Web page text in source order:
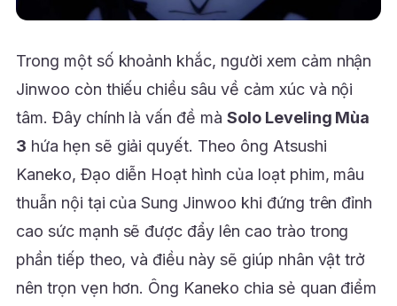
Trong một số khoảnh khắc, người xem cảm nhận
Jinwoo còn thiếu chiều sâu về cảm xúc và nội
tâm. Đây chính là vấn đề mà Solo Leveling Mùa
3 hứa hẹn sẽ giải quyết. Theo ông Atsushi
Kaneko, Đạo diễn Hoạt hình của loạt phim, mâu
thuẫn nội tại của Sung Jinwoo khi đứng trên đỉnh
cao sức mạnh sẽ được đẩy lên cao trào trong
phần tiếp theo, và điều này sẽ giúp nhân vật trở
nên trọn vẹn hơn. Ông Kaneko chia sẻ quan điểm